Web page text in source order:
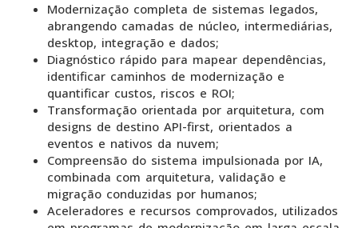
Modernização completa de sistemas legados,
abrangendo camadas de núcleo, intermediárias,
desktop, integração e dados;
Diagnóstico rápido para mapear dependências,
identificar caminhos de modernização e
quantificar custos, riscos e ROI;
Transformação orientada por arquitetura, com
designs de destino API-first, orientados a
eventos e nativos da nuvem;
Compreensão do sistema impulsionada por IA,
combinada com arquitetura, validação e
migração conduzidas por humanos;
Aceleradores e recursos comprovados, utilizados